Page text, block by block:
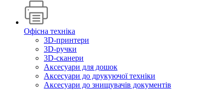
Офісна техніка
3D-принтери
3D-ручки
3D-сканери
Аксесуари для дошок
Аксесуари до друкуючої техніки
Аксесуари до знищувачів документів